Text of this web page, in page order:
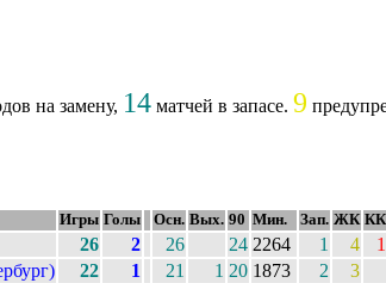
на замену, 14 матчей в запасе.9
Игры Голы Осн. Вых. 90 Мин. Зап. ЖК КК
26 2 26 24 2264 1 4 1
22 1 21 1 20 1873 2 3